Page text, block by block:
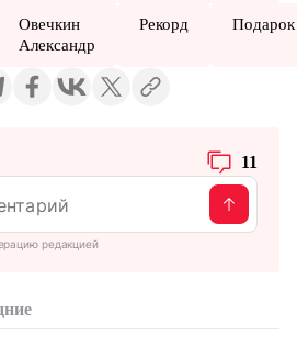
Овечкин
Александр
Рекорд Подарок
11
редакцией